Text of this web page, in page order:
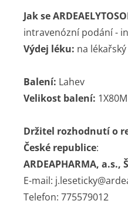
Jak se
intravenózní podání -
Výdej léku: na
Balení: Lahev
Velikost balení:
Držitel rozhodnutí o
České republice:
ARDEAPHARMA, a.s.,
E-mail:
Telefon: 775579012